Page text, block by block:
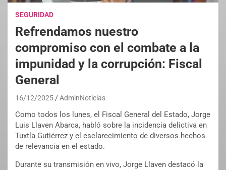
SEGURIDAD
Refrendamos nuestro
compromiso con el combate a la
impunidad y la corrupción: Fiscal
General
16/12/2025 AdminNoticias
Como todos los lunes, el Fiscal General del Estado, Jorge
Luis Llaven Abarca, habló sobre la incidencia delictiva en
Tuxtla Gutiérrez y el esclarecimiento de diversos hechos
de relevancia en el estado.
Durante su transmisión en vivo, Jorge Llaven destacó la